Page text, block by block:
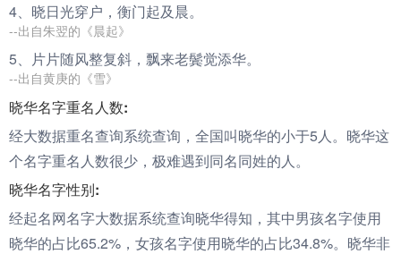
4、 晓日光穿户，衡门起及晨。
--出自朱翌的《晨起》
5、片片随风整复斜，飘来老鬓觉添华。
--出自黄庚的《雪》
晓华名字重名人数:
经大数据重名查询系统查询，全国叫晓华的小于5人。晓华这
个名字重名人数很少，极难遇到同名同姓的人。
晓华名字性别:
经起名网名字大数据系统查询晓华得知，其中男孩名字使用
晓华的占比65.2%，女孩名字使用晓华的占比34.8%。晓华非